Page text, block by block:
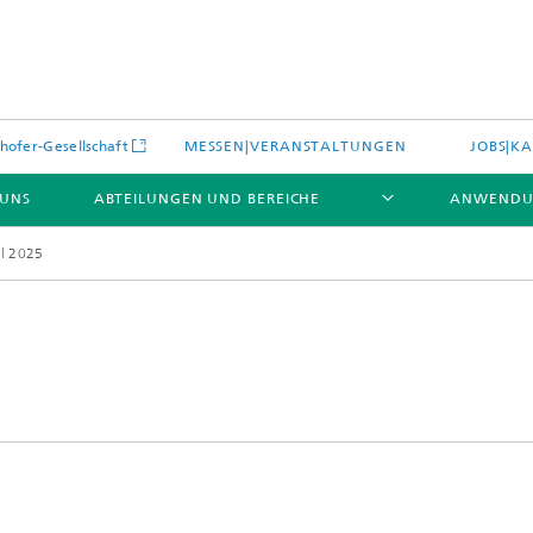
Gesellschaft MESSEN|VERANSTALTUNGEN
ABTEILUNGEN UND BEREICHE
und Leistungen Leistungen und Produkte
2025